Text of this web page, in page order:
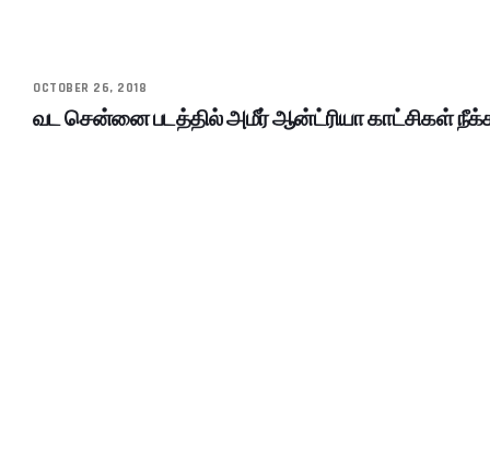
OCTOBER 26, 2018
வட சென்னை படத்தில் அமீர் ஆன்ட்ரியா காட்சிகள்